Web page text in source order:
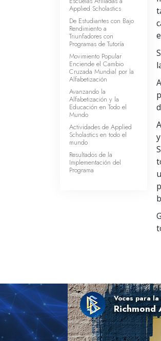
Applied Scholastics
De Estudiantes con Bajo
Rendimiento a
Triunfadores con
Programas de Tutoría
Movimiento Popular
Enciende el Cambio
Cruzada Mundial por la
Alfabetización
Avanzando la
Alfabetización y la
Educación en Todo el
Mundo
Actividades de Applied
Scholastics en todo el
mundo
Resultados de la
Implementación del
Programa
Voces para